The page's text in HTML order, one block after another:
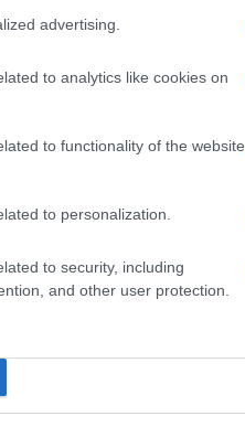
advertising.
to analytics like cookies on
to functionality of the website
to personalization.
to security, including
and other user protection.